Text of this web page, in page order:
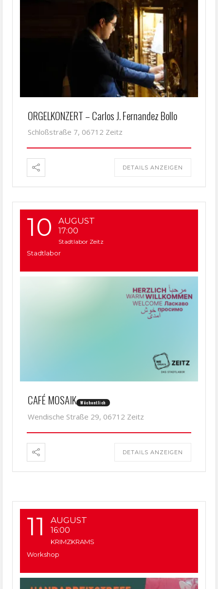
ORGELKONZERT – Carlos J. Fernandez Bollo
Schloßstraße 7, 06712 Zeitz
DETAILS ANZEIGEN
10 AUGUST
17:00
Stadtlabor Zeitz
Stadtlabor
CAFÉ MOSAIK Wöchentlich
Wendische Straße 29, 06712 Zeitz
DETAILS ANZEIGEN
11 AUGUST
16:00
KRIMZKRAMS
Workshop